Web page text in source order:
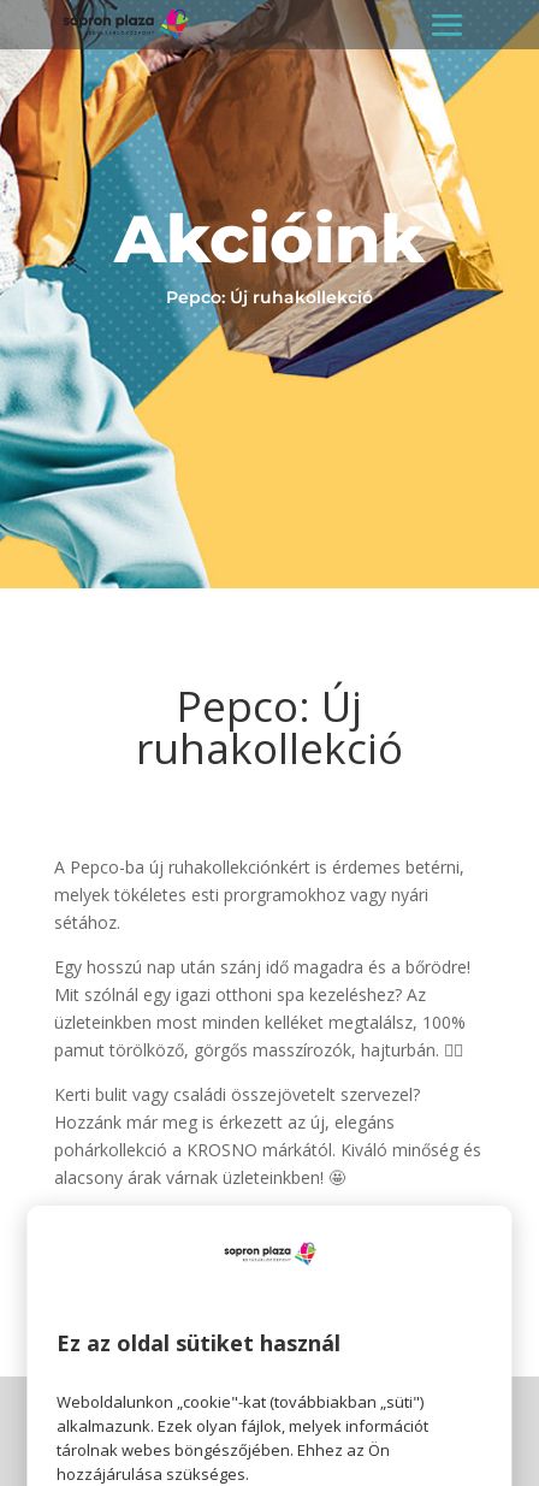
Akcióink
Pepco: Új ruhakollekció
Pepco: Új
ruhakollekció
A Pepco-ba új ruhakollekciónkért is érdemes betérni,
melyek tökéletes esti prorgramokhoz vagy nyári
sétához.
Egy hosszú nap után szánj idő magadra és a bőrödre!
Mit szólnál egy igazi otthoni spa kezeléshez? Az
üzleteinkben most minden kelléket megtalálsz, 100%
pamut törölköző, görgős masszírozók, hajturbán. 🧖‍♀️
Kerti bulit vagy családi összejövetelt szervezel?
Hozzánk már meg is érkezett az új, elegáns
pohárkollekció a KROSNO márkától. Kiváló minőség és
alacsony árak várnak üzleteinkben! 🤩
Érezhető minőség, szerethető áron.
Ez az oldal sütiket használ
Weboldalunkon „cookie"-kat (továbbiakban „süti")
alkalmazunk. Ezek olyan fájlok, melyek információt
tárolnak webes böngészőjében. Ehhez az Ön
hozzájárulása szükséges.